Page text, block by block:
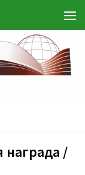
награда /